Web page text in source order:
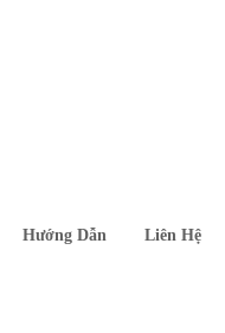
Hướng Dẫn Liên Hệ